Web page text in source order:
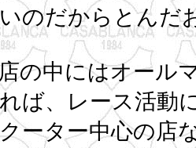
のだからとんだ
の中にはオール
ば、レース活動
ーター中心の店